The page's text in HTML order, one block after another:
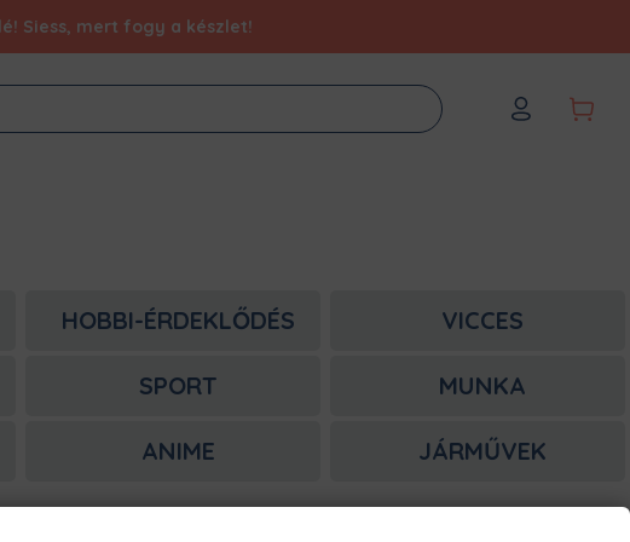
Siess, mert fogy a készlet!
HOBBI-ÉRDEKLŐDÉS VICCES
SPORT MUNKA
ANIME JÁRMŰVEK